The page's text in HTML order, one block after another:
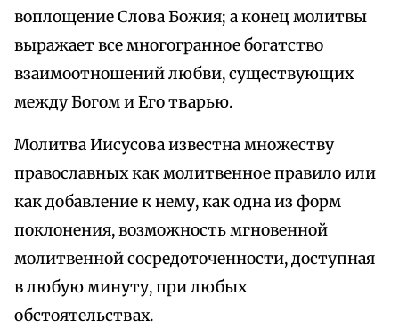
воплощение Слова Божия; а конец молитвы
выражает все многогранное богатство
взаимоотношений любви, существующих
между Богом и Его тварью.
Молитва Иисусова известна множеству
православных как молитвенное правило или
как добавление к нему, как одна из форм
поклонения, возможность мгновенной
молитвенной сосредоточенности, доступная
в любую минуту, при любых
обстоятельствах.